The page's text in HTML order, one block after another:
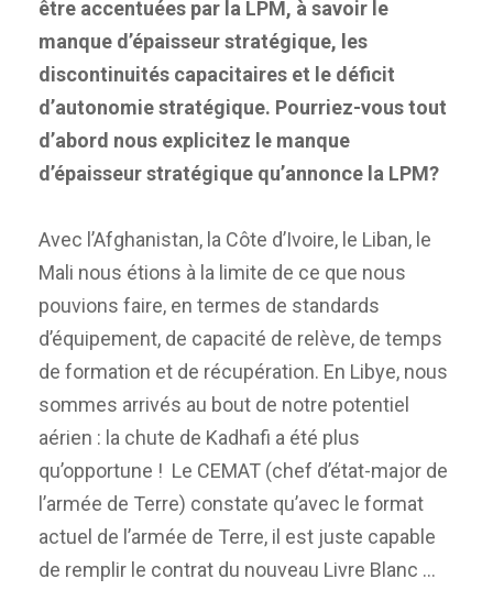
être accentuées par la LPM, à savoir le
manque d’épaisseur stratégique, les
discontinuités capacitaires et le déficit
d’autonomie stratégique. Pourriez-vous tout
d’abord nous explicitez le manque
d’épaisseur stratégique qu’annonce la LPM?
Avec l’Afghanistan, la Côte d’Ivoire, le Liban, le
Mali nous étions à la limite de ce que nous
pouvions faire, en termes de standards
d’équipement, de capacité de relève, de temps
de formation et de récupération. En Libye, nous
sommes arrivés au bout de notre potentiel
aérien : la chute de Kadhafi a été plus
qu’opportune ! Le CEMAT (chef d’état-major de
l’armée de Terre) constate qu’avec le format
actuel de l’armée de Terre, il est juste capable
de remplir le contrat du nouveau Livre Blanc …